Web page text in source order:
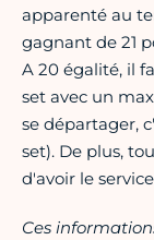
apparenté au
gagnant de 21
A 20 égalité, il
set avec un
se départager,
set). De plus,
d'avoir le
Ces